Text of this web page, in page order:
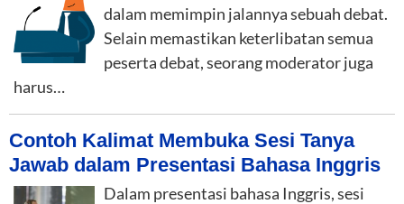
dalam memimpin jalannya sebuah debat.
Selain memastikan keterlibatan semua
peserta debat, seorang moderator juga
harus…
Contoh Kalimat Membuka Sesi Tanya
Jawab dalam Presentasi Bahasa Inggris
Dalam presentasi bahasa Inggris, sesi